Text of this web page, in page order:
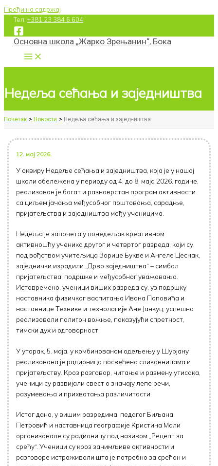
Пређи на садржај
Тел: +381 23 384 6 604
Основна школа „Жарко Зрењанин“, Бока
Недеља сећања и заједништва
Почетак Новости Недеља сећања и заједништва
12. мај 2026.
У оквиру Недеље сећања и заједништва, која је у нашој
школи обележена у периоду од 4. до 8. маја 2026. године,
реализован је богат и разноврстан програм активности
са циљем јачања међусобног поштовања, сарадње,
пријатељства и заједништва међу ученицима.
Недеља је започета у понедељак креативном
активношћу ученика другог и четвртог разреда, који су,
под вођством учитељица Зорице Букве и Ангеле Цеснак,
заједнички израдили „Дрво заједништва“ – симбол
пријатељства, подршке и међусобног уважавања.
Истовремено, ученици виших разреда су, уз подршку
наставника физичког васпитања Ивана Поповића и
наставнице Технике и технологије Ане Јанкуц, успешно
реализовали полигон вожње, показујући спретност,
тимски дух и одговорност.
У уторак, 5. маја, у комбинованом одељењу у Шурјану
реализована је радионица посвећена сликовницама и
пријатељству. Кроз разговор, читање и размену утисака,
ученици су развијали свест о значају лепе речи,
разумевања и прихватања различитости.
Истог дана, у вишим разредима, педагог Биљана
Петровић и наставница географије Кристина Мали
организовале су радионицу под називом „Рецепт за
срећу“. Ученици су кроз занимљиве активности и
разговоре истраживали шта је потребно за срећан и